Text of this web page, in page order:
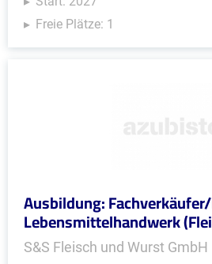
Freie Plätze: 1
Ausbildung:
Lebensmittelhandwerk
S&S Fleisch und Wurst GmbH